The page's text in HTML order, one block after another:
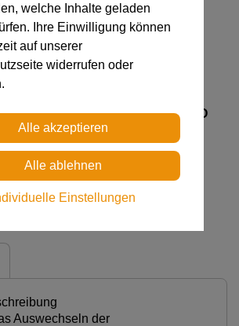
FÜR DIE
UND
die Helme VERTEX und STRATO
Auswechseln der
welche Inhalte geladen
Ihre Einwilligung können
auf unserer
widerrufen oder
Einstellungen